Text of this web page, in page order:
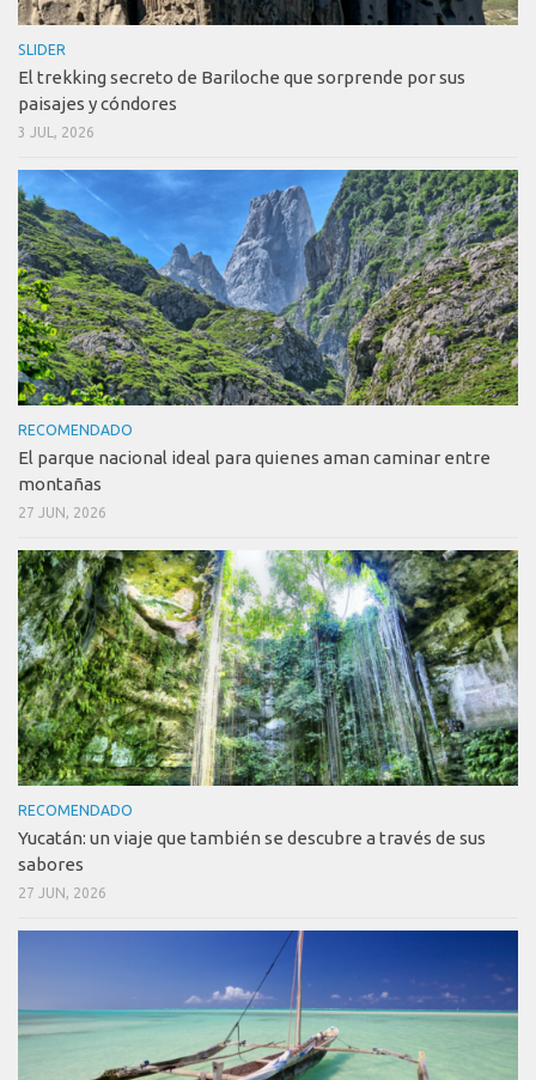
SLIDER
El trekking secreto de Bariloche que sorprende por sus
paisajes y cóndores
3 JUL, 2026
RECOMENDADO
El parque nacional ideal para quienes aman caminar entre
montañas
27 JUN, 2026
RECOMENDADO
Yucatán: un viaje que también se descubre a través de sus
sabores
27 JUN, 2026